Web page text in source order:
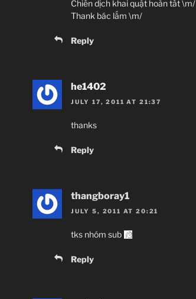
Chiến dịch khai quật hoàn tất \m/
Thank bác lắm \m/
Reply
he1402
JULY 17, 2011 AT 21:37
thanks
Reply
thangboray1
JULY 5, 2011 AT 20:21
tks nhóm sub
Reply